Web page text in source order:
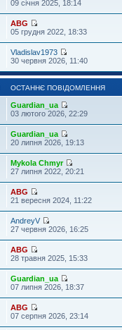
09 січня 2025, 18:14
ABG
05 грудня 2022, 18:33
Vladislav1973
30 червня 2026, 11:40
ОСТАННЄ ПОВІДОМЛЕННЯ
Guardian_ua
03 лютого 2026, 22:29
Guardian_ua
20 липня 2026, 19:13
Mykola Chmyr
27 липня 2022, 20:21
ABG
21 вересня 2024, 11:22
AndreyV
27 червня 2026, 16:25
ABG
28 травня 2025, 15:33
Guardian_ua
07 липня 2026, 18:37
ABG
07 серпня 2026, 23:14